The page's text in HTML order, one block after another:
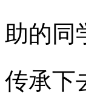
助的同
传承下